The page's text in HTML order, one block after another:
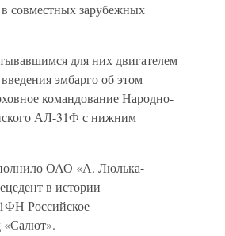
в совместных зарубежных
для них двигателем
эмбарго об этом
командование Народно-
АЛ-31Ф с нижним
ОАО «А. Люлька-
в истории
Российское
«Салют».